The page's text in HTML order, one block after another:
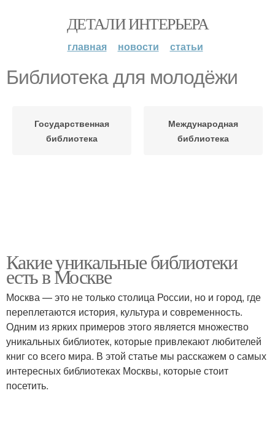
ДЕТАЛИ ИНТЕРЬЕРА
главная новости статьи
Библиотека для молодёжи
Государственная
библиотека
Международная
библиотека
Какие уникальные библиотеки
есть в Москве
Москва — это не только столица России, но и город, где
переплетаются история, культура и современность.
Одним из ярких примеров этого является множество
уникальных библиотек, которые привлекают любителей
книг со всего мира. В этой статье мы расскажем о самых
интересных библиотеках Москвы, которые стоит
посетить.